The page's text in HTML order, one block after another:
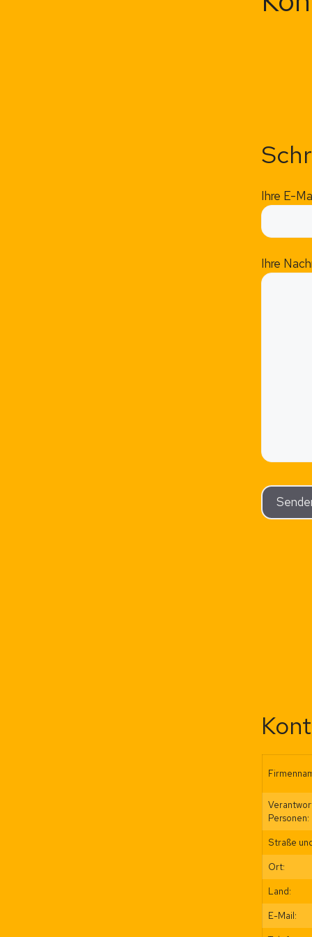
Ihre E-
Ihre
Personen:
Straße
Ort:
Land:
E-Mail: